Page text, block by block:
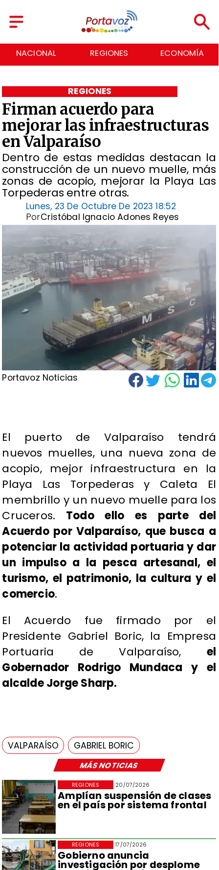
NACIONAL REGIONES ECONOMÍA
Firman acuerdo para
mejorar las infraestructuras
en Valparaíso
​Dentro de estas medidas destacan la
construcción de un nuevo muelle, más
zonas de acopio, mejorar la Playa Las
Torpederas entre otras.
REGIONES
MÁS NOTICIAS
Lunes, 23 De Octubre De 2023 18:52
Cristóbal Ignacio Adones Reyes
Por
Portavoz Noticias
20/07/2026
Amplían suspensión de clases
en el país por sistema frontal
REGIONES
17/07/2026
Gobierno anuncia
investigación por desplome
REGIONES
​ El puerto de Valparaíso tendrá
nuevos muelles, una nueva zona de
acopio, mejor infraestructura en la
Playa Las Torpederas y Caleta El
membrillo y un nuevo muelle para los
Cruceros. Todo ello es parte del
Acuerdo por Valparaíso, que busca a
potenciar la actividad portuaria y dar
un impulso a la pesca artesanal, el
turismo, el patrimonio, la cultura y el
comercio.
El Acuerdo fue firmado por el
Presidente Gabriel Boric, la Empresa
Portuaria de Valparaíso, el
Gobernador Rodrigo Mundaca y el
alcalde Jorge Sharp.
VALPARAÍSO GABRIEL BORIC